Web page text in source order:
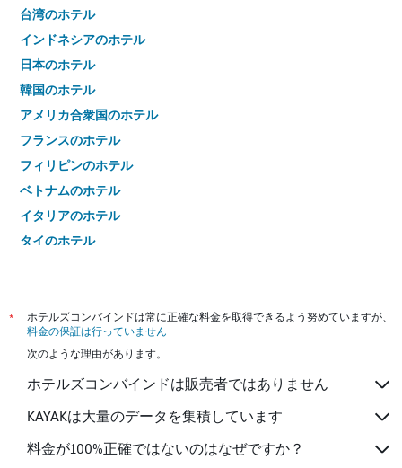
台湾のホテル
インドネシアのホテル
日本のホテル
韓国のホテル
アメリカ合衆国のホテル
フランスのホテル
フィリピンのホテル
ベトナムのホテル
イタリアのホテル
タイのホテル
*
ホテルズコンバインドは常に正確な料金を取得できるよう努めていますが、
料金の保証は行っていません
次のような理由があります。
ホテルズコンバインドは販売者ではありません
KAYAKは大量のデータを集積しています
料金が100%正確ではないのはなぜですか？